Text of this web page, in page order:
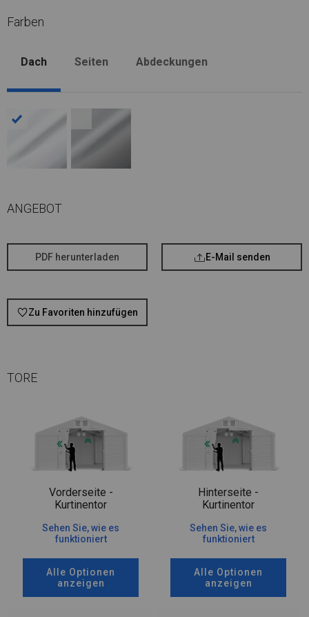
Farben
Dach Seiten Abdeckungen
ANGEBOT
PDF herunterladen E-Mail senden
Zu Favoriten hinzufügen
TORE
Vorderseite -
Kurtinentor
Sehen Sie, wie es
funktioniert
Alle Optionen
anzeigen
Hinterseite -
Kurtinentor
Sehen Sie, wie es
funktioniert
Alle Optionen
anzeigen